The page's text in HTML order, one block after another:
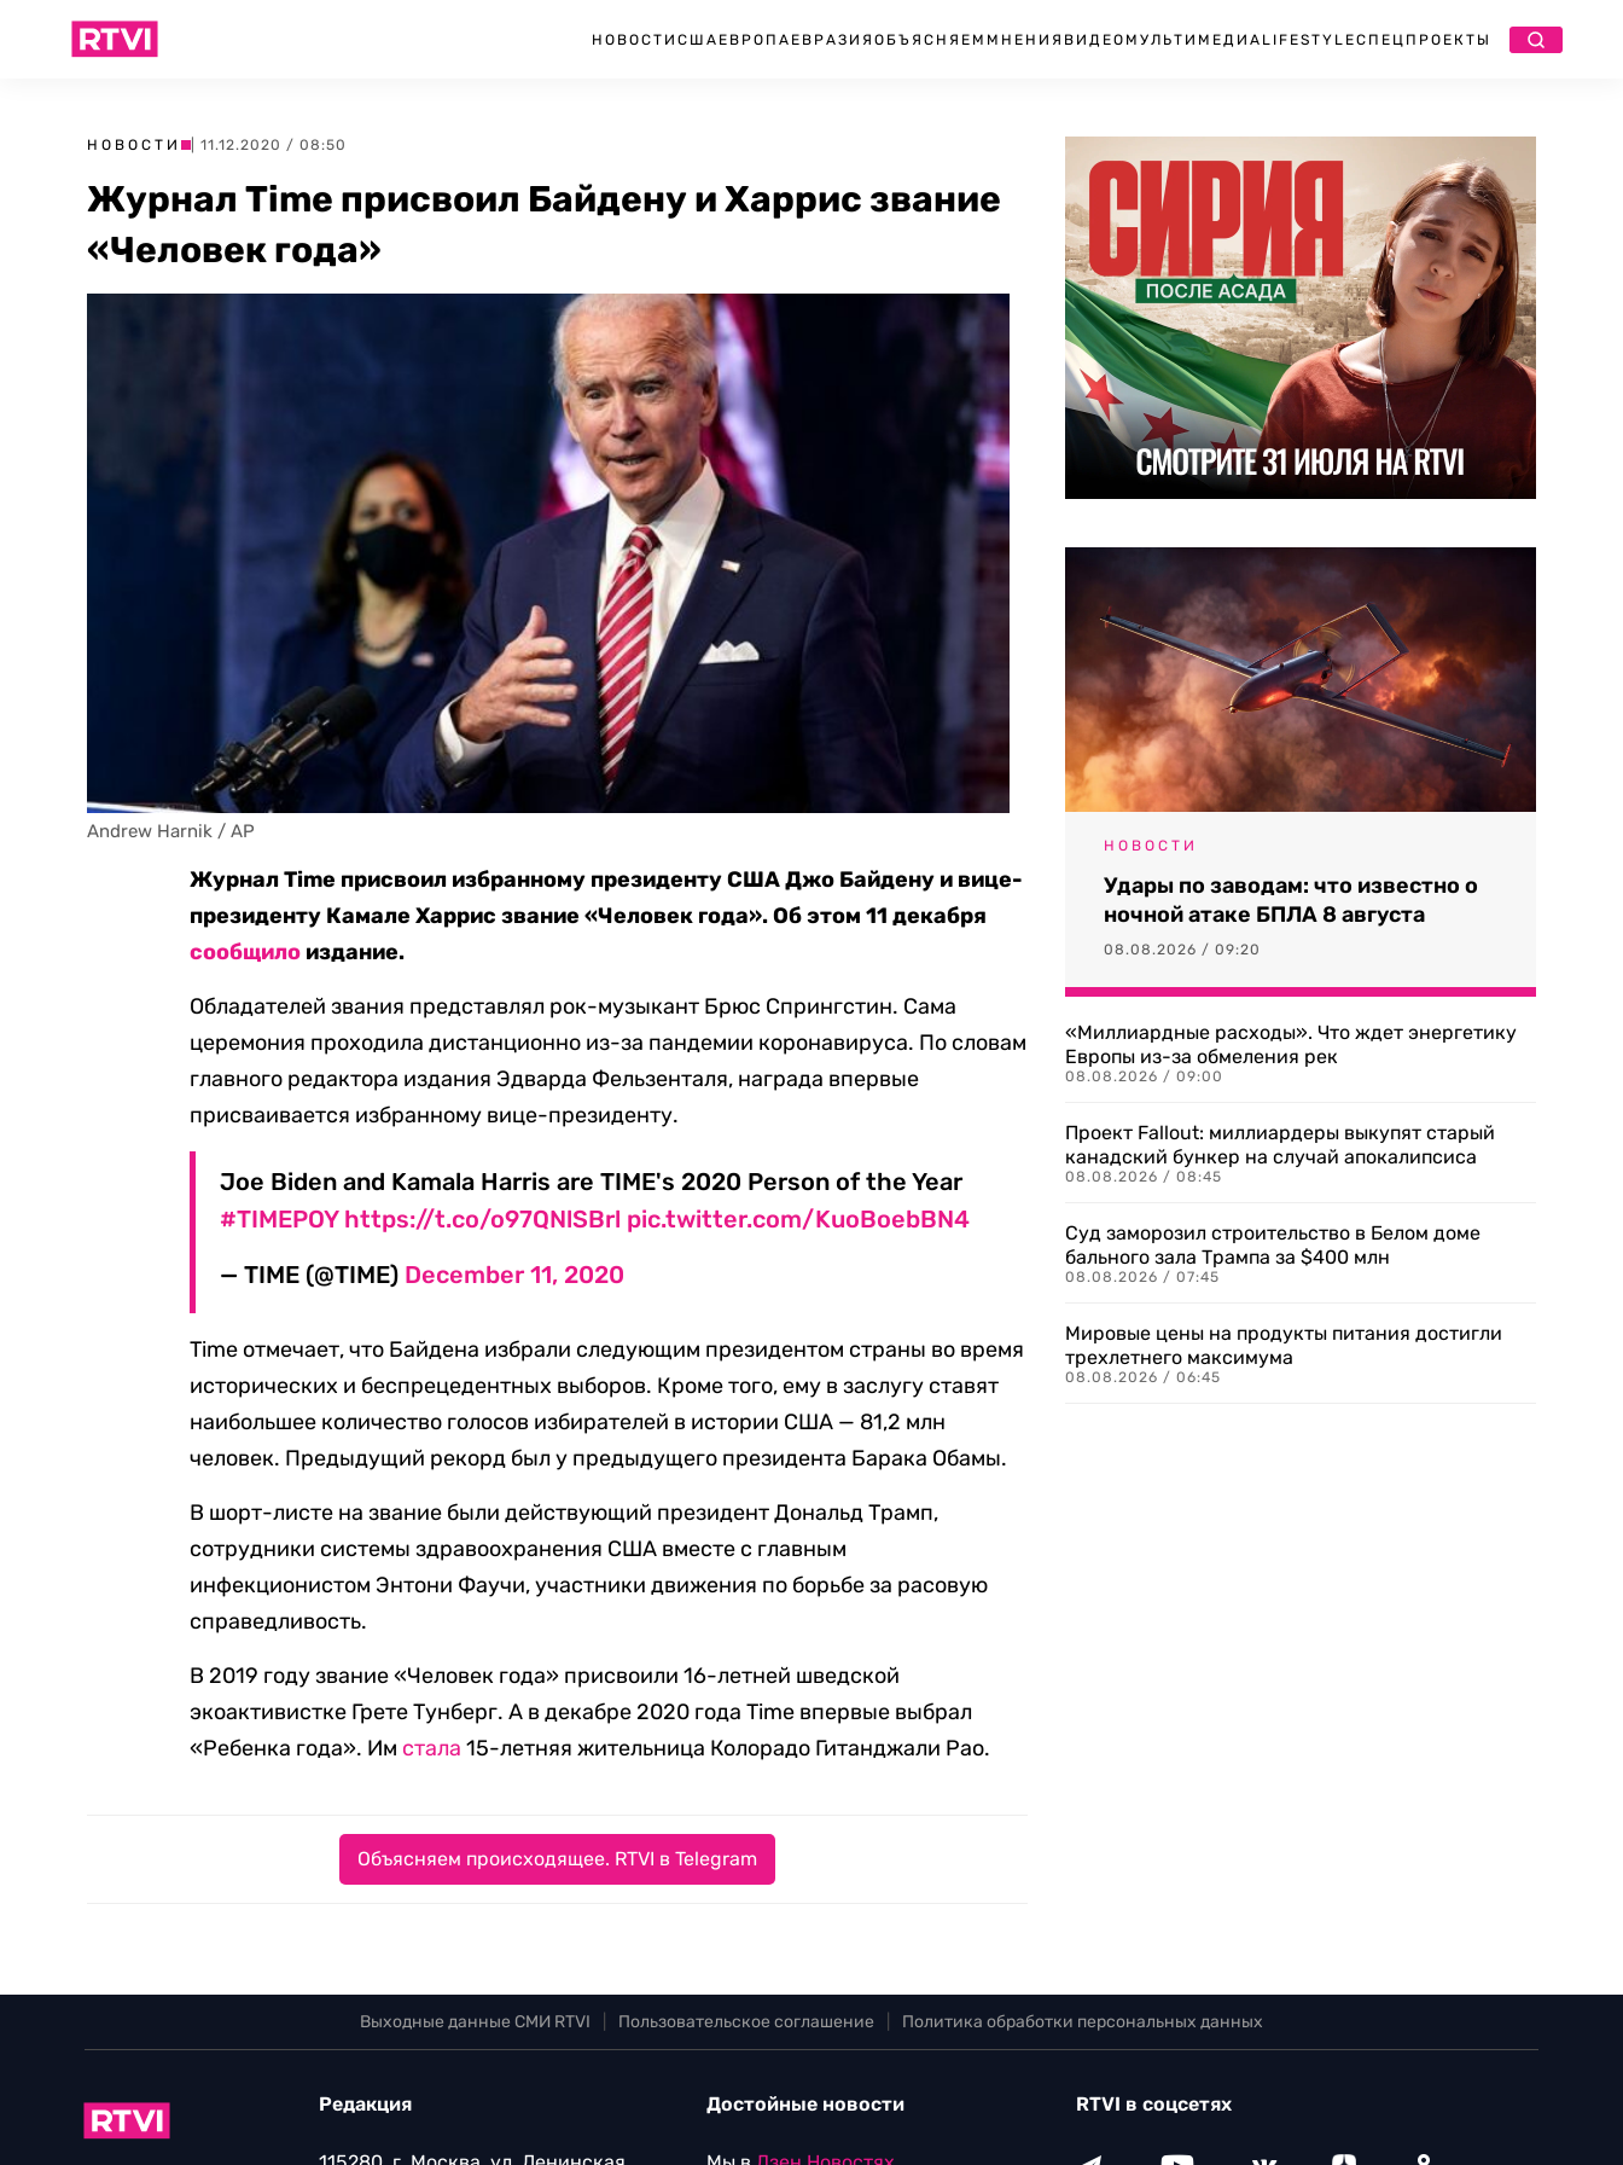
НОВОСТИ США ЕВРОПА ЕВРАЗИЯ ОБЪЯСНЯЕМ МНЕНИЯ ВИДЕО МУЛЬТИМЕДИА LIFESTYLEСПЕЦПРОЕКТЫ
НОВОСТИ | 11.12.2020 / 08:50
Журнал Time присвоил Байдену и Харрис звание
«Человек года»
Andrew Harnik / AP
Журнал Time присвоил избранному президенту США Джо Байдену и вице-
президенту Камале Харрис звание «Человек года». Об этом 11 декабря
сообщило издание.
Обладателей звания представлял рок-музыкант Брюс Спрингстин. Сама
церемония проходила дистанционно из-за пандемии коронавируса. По словам
главного редактора издания Эдварда Фельзенталя, награда впервые
присваивается избранному вице-президенту.
Joe Biden and Kamala Harris are TIME's 2020 Person of the Year
#TIMEPOY https://t.co/o97QNlSBrl pic.twitter.com/KuoBoebBN4
— TIME (@TIME) December 11, 2020
Time отмечает, что Байдена избрали следующим президентом страны во время
исторических и беспрецедентных выборов. Кроме того, ему в заслугу ставят
наибольшее количество голосов избирателей в истории США — 81,2 млн
человек. Предыдущий рекорд был у предыдущего президента Барака Обамы.
В шорт-листе на звание были действующий президент Дональд Трамп,
сотрудники системы здравоохранения США вместе с главным
инфекционистом Энтони Фаучи, участники движения по борьбе за расовую
справедливость.
В 2019 году звание «Человек года» присвоили 16-летней шведской
экоактивистке Грете Тунберг. А в декабре 2020 года Time впервые выбрал
«Ребенка года». Им стала 15-летняя жительница Колорадо Гитанджали Рао.
Объясняем происходящее. RTVI в Telegram
НОВОСТИ
Удары по заводам: что известно о
ночной атаке БПЛА 8 августа
08.08.2026 / 09:20
«Миллиардные расходы». Что ждет энергетику
Европы из-за обмеления рек
08.08.2026 / 09:00
Проект Fallout: миллиардеры выкупят старый
канадский бункер на случай апокалипсиса
08.08.2026 / 08:45
Суд заморозил строительство в Белом доме
бального зала Трампа за $400 млн
08.08.2026 / 07:45
Мировые цены на продукты питания достигли
трехлетнего максимума
08.08.2026 / 06:45
Выходные данные СМИ RTVI Пользовательское соглашение Политика обработки персональных данных
Редакция Достойные новости RTVI в соцсетях